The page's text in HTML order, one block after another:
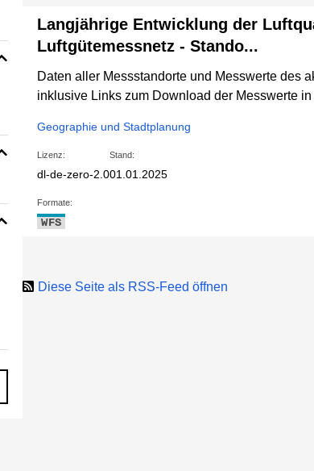
Langjährige Entwicklung der
Luftgütemessnetz - Stando...
Daten aller Messstandorte und Messwerte des
inklusive Links zum Download der Messwerte
Geographie und Stadtplanung
Lizenz:
dl-de-zero-2.0
Stand:
01.01.2025
Formate:
WFS
Diese Seite als RSS-Feed öffnen